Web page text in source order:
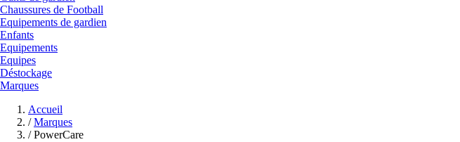
Chaussures de Football
Equipements de gardien
Enfants
Equipements
Equipes
Déstockage
Marques
Accueil
/ Marques
/ PowerCare